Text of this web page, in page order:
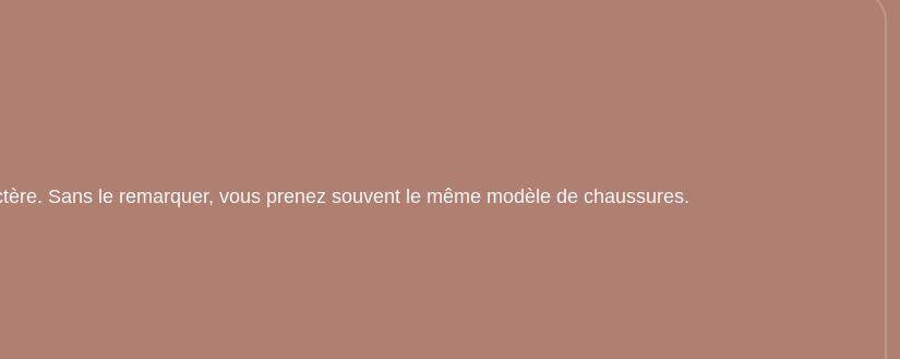
Sans le remarquer, vous prenez souvent le même modèle de chaussures.